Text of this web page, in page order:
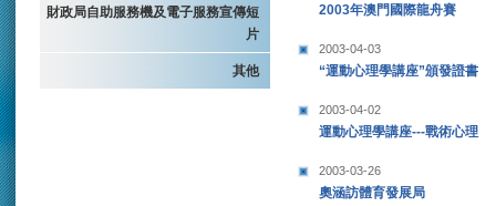
財政局自助服務機及電子服務宣傳短
片
其他
2003年澳門國際龍舟賽
2003-04-03
“運動心理學講座”頒發證書
2003-04-02
運動心理學講座---戰術心理
2003-03-26
奧涵訪體育發展局